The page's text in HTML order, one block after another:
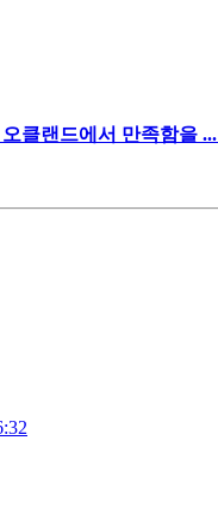
클랜드에서 만족함을 ...